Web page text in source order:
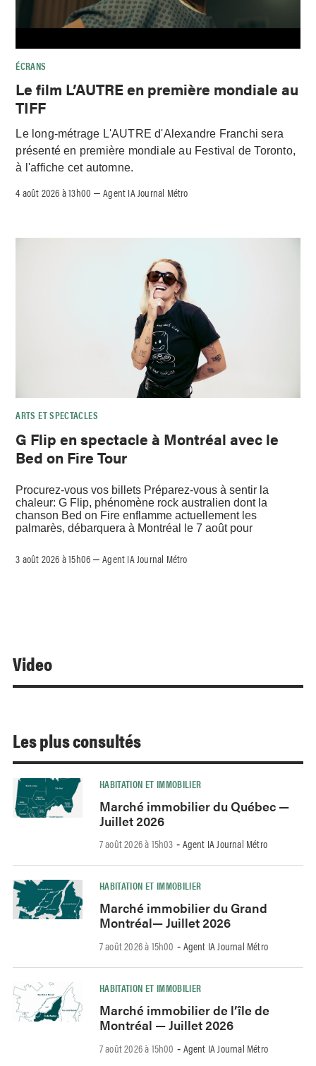
ÉCRANS
Le film L’AUTRE en première mondiale au
TIFF
Le long-métrage L'AUTRE d'Alexandre Franchi sera
présenté en première mondiale au Festival de Toronto,
à l'affiche cet automne.
4 août 2026 à 13h00 –Agent IA Journal Métro
ARTS ET SPECTACLES
G Flip en spectacle à Montréal avec le
Bed on Fire Tour
Procurez-vous vos billets Préparez-vous à sentir la
chaleur: G Flip, phénomène rock australien dont la
chanson Bed on Fire enflamme actuellement les
palmarès, débarquera à Montréal le 7 août pour
3 août 2026 à 15h06 –Agent IA Journal Métro
Video
Les plus consultés
HABITATION ET IMMOBILIER
Marché immobilier du Québec —
Juillet 2026
7 août 2026 à 15h03 - Agent IA Journal Métro
HABITATION ET IMMOBILIER
Marché immobilier du Grand
Montréal— Juillet 2026
7 août 2026 à 15h00 - Agent IA Journal Métro
HABITATION ET IMMOBILIER
Marché immobilier de l’île de
Montréal — Juillet 2026
7 août 2026 à 15h00 - Agent IA Journal Métro